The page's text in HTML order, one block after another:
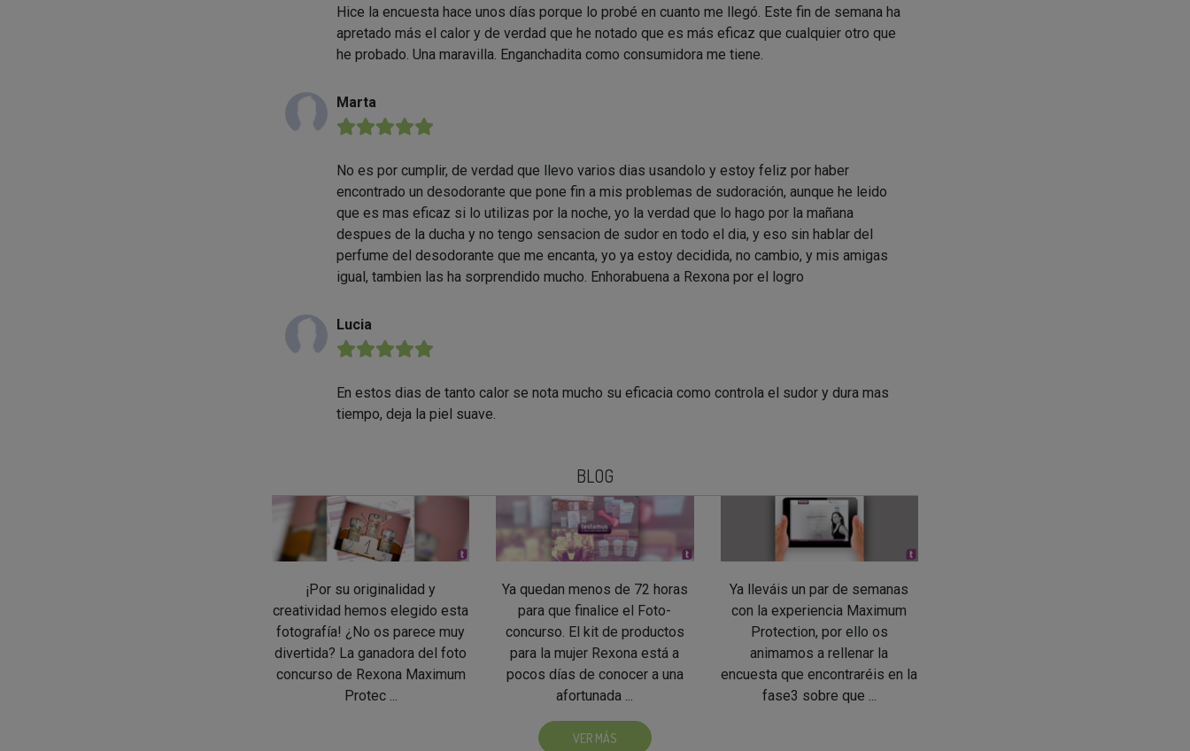
Hice la encuesta hace unos días porque lo probé en cuanto me llegó. Este fin de semana ha
apretado más el calor y de verdad que he notado que es más eficaz que cualquier otro que
he probado. Una maravilla. Enganchadita como consumidora me tiene.
Marta
★★★★★
No es por cumplir, de verdad que llevo varios dias usandolo y estoy feliz por haber
encontrado un desodorante que pone fin a mis problemas de sudoración, aunque he leido
que es mas eficaz si lo utilizas por la noche, yo la verdad que lo hago por la mañana
despues de la ducha y no tengo sensacion de sudor en todo el dia, y eso sin hablar del
perfume del desodorante que me encanta, yo ya estoy decidida, no cambio, y mis amigas
igual, tambien las ha sorprendido mucho. Enhorabuena a Rexona por el logro
Lucia
★★★★★
En estos dias de tanto calor se nota mucho su eficacia como controla el sudor y dura mas
tiempo, deja la piel suave.
BLOG
¡Por su originalidad y
creatividad hemos elegido esta
fotografía! ¿No os parece muy
divertida? La ganadora del foto
concurso de Rexona Maximum
Protec ...
Ya quedan menos de 72 horas
para que finalice el Foto-
concurso. El kit de productos
para la mujer Rexona está a
pocos días de conocer a una
afortunada ...
Ya lleváis un par de semanas
con la experiencia Maximum
Protection, por ello os
animamos a rellenar la
encuesta que encontraréis en la
fase3 sobre que ...
VER MÁS